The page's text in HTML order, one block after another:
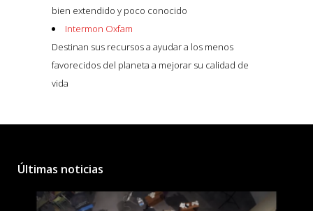
bien extendido y poco conocido
Intermon Oxfam
Destinan sus recursos a ayudar a los menos
favorecidos del planeta a mejorar su calidad de
vida
Últimas noticias